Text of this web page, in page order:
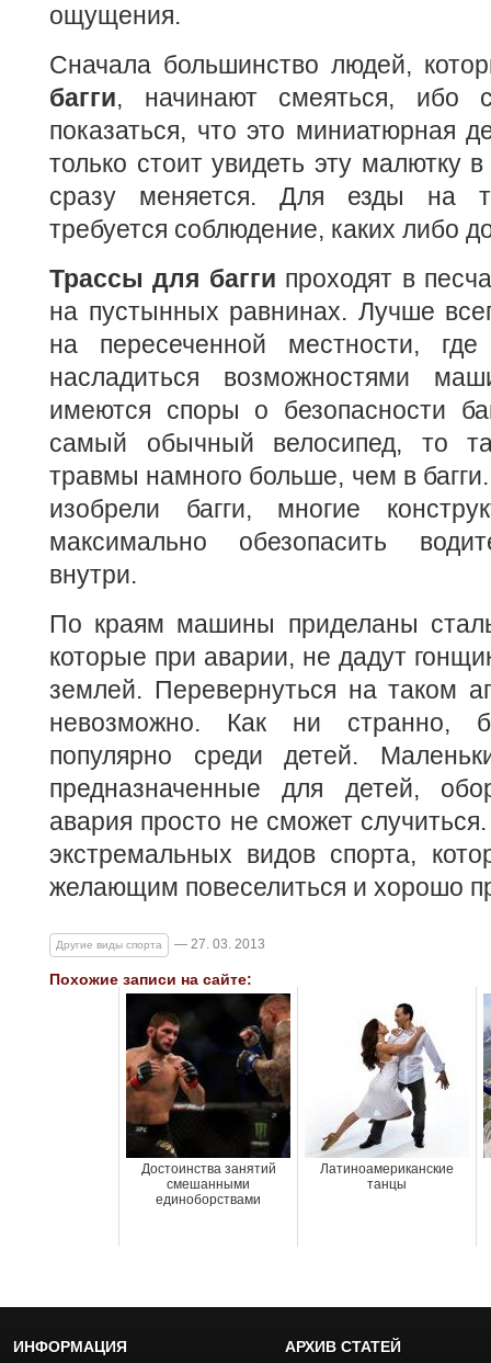
ощущения.
Сначала большинство людей,
багги, начинают смеяться, ибо
показаться, что это миниатюрная
только стоит увидеть эту малютку
сразу меняется. Для езды на
требуется соблюдение, каких либо
Трассы для багги проходят в
на пустынных равнинах. Лучше
на пересеченной местности,
насладиться возможностями
имеются споры о безопасности
самый обычный велосипед, то
травмы намного больше, чем в
изобрели багги, многие
максимально обезопасить
внутри.
По краям машины приделаны
которые при аварии, не дадут
землей. Перевернуться на таком
невозможно. Как ни странно,
популярно среди детей.
предназначенные для детей,
авария просто не сможет
экстремальных видов спорта,
желающим повеселиться и хорошо
Другие виды спорта — 27. 03. 2013
Похожие записи на сайте:
Достоинства занятий
смешанными
единоборствами
Латиноамериканские
танцы
ИНФОРМАЦИЯ АРХИВ СТАТЕЙ